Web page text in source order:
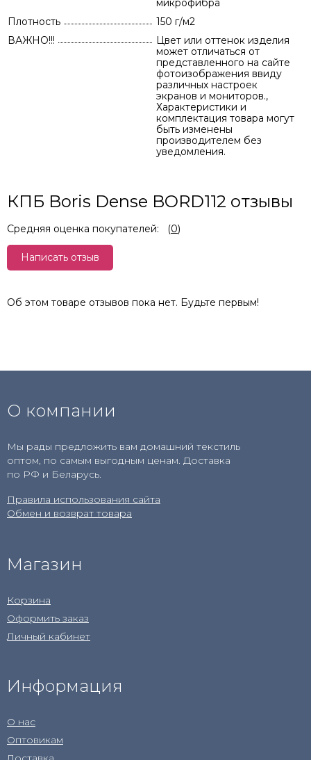
микрофибра
Плотность
150 г/м2
ВАЖНО!!!
Цвет или оттенок изделия
может отличаться от
представленного на сайте
фотоизображения ввиду
различных настроек
экранов и мониторов.,
Характеристики и
комплектация товара могут
быть изменены
производителем без
уведомления.
КПБ Boris Dense BORD112 отзывы
Средняя оценка покупателей: (0)
Написать отзыв
Об этом товаре отзывов пока нет. Будьте первым!
О компании
Мы рады предложить вам домашний текстиль
оптом, по самым выгодным ценам. Доставка
по РФ и Беларусь.
Правила использования сайта
Обмен и возврат товара
Магазин
Корзина
Оформить заказ
Личный кабинет
Информация
О нас
Оптовикам